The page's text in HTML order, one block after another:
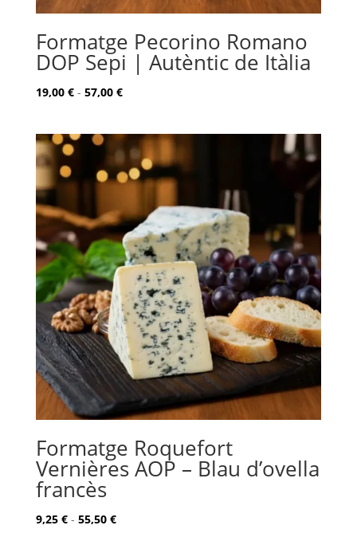
Formatge Pecorino Romano
DOP Sepi | Autèntic de Itàlia
19,00 € - 57,00 €Rango
desde
19,00 €
hasta
Formatge Roquefort
Vernières AOP – Blau d’ovella
francès
9,25 € - 55,50 €Rango